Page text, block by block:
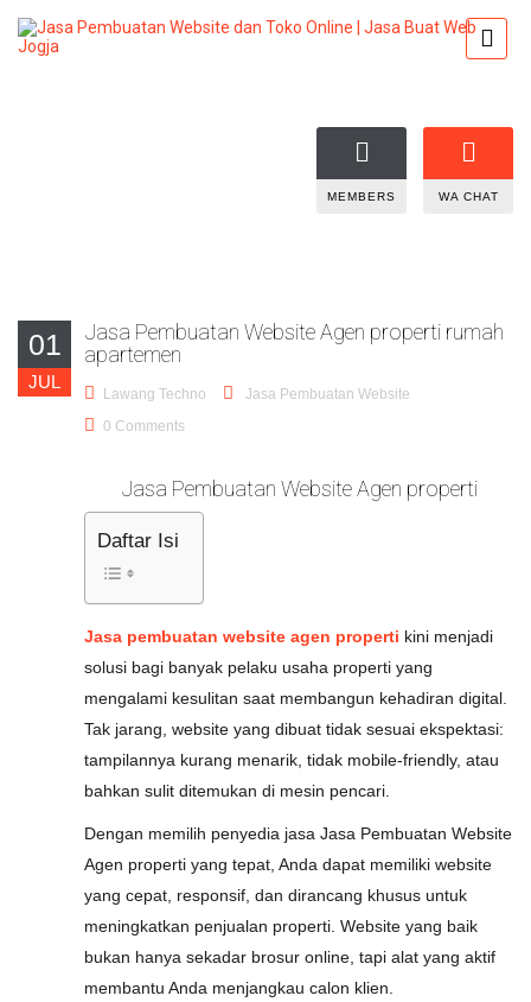
MEMBERS WA CHAT
01
JUL
Jasa Pembuatan Website Agen properti rumah
apartemen
Lawang Techno
Jasa Pembuatan Website
0 Comments
Jasa Pembuatan Website Agen properti
Daftar Isi
Jasa pembuatan website agen properti kini menjadi
solusi bagi banyak pelaku usaha properti yang
mengalami kesulitan saat membangun kehadiran digital.
Tak jarang, website yang dibuat tidak sesuai ekspektasi:
tampilannya kurang menarik, tidak mobile-friendly, atau
bahkan sulit ditemukan di mesin pencari.
Dengan memilih penyedia jasa Jasa Pembuatan Website
Agen properti yang tepat, Anda dapat memiliki website
yang cepat, responsif, dan dirancang khusus untuk
meningkatkan penjualan properti. Website yang baik
bukan hanya sekadar brosur online, tapi alat yang aktif
membantu Anda menjangkau calon klien.